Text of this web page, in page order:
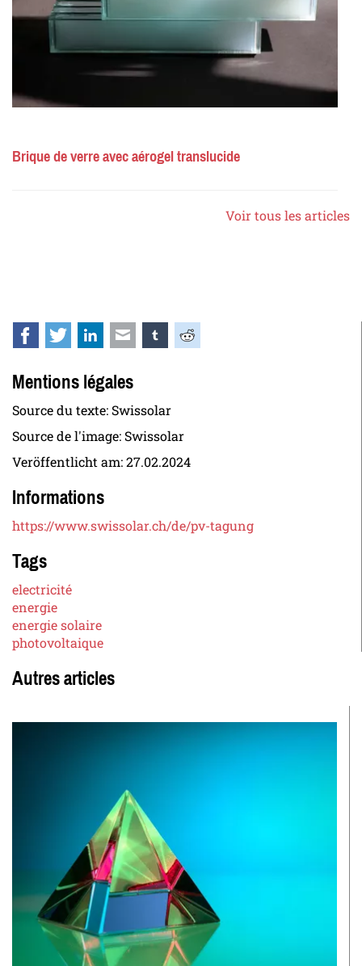
Brique de verre avec aérogel translucide
Voir tous les articles
Facebook
TwitterLinkedInE-mail tumblrReddit
Mentions légales
Source du texte: Swissolar
Source de l'image: Swissolar
Veröffentlicht am:27.02.2024
Informations
https://www.swissolar.ch/de/pv-tagung
Tags
electricité
energie
energie solaire
photovoltaique
Autres articles